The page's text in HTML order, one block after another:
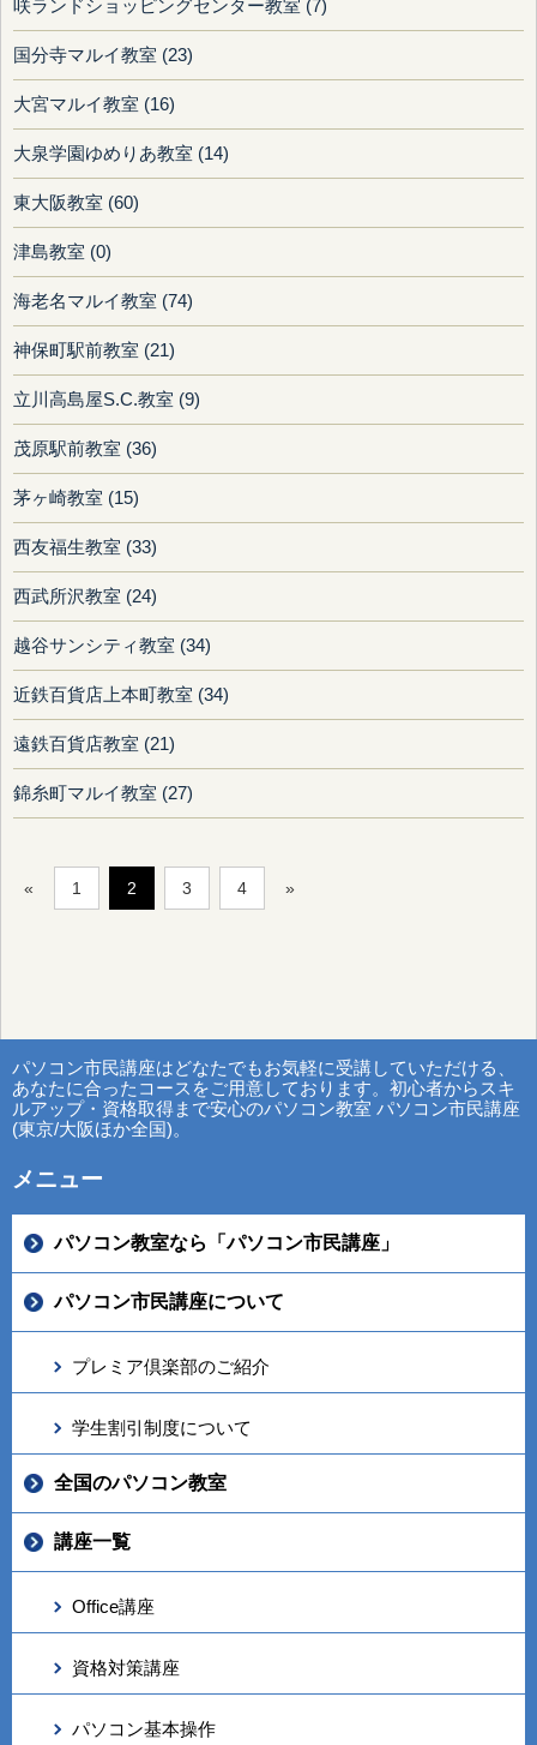
咲ランドショッピングセンター教室 (7)
国分寺マルイ教室 (23)
大宮マルイ教室 (16)
大泉学園ゆめりあ教室 (14)
東大阪教室 (60)
津島教室 (0)
海老名マルイ教室 (74)
神保町駅前教室 (21)
立川高島屋S.C.教室 (9)
茂原駅前教室 (36)
茅ヶ崎教室 (15)
西友福生教室 (33)
西武所沢教室 (24)
越谷サンシティ教室 (34)
近鉄百貨店上本町教室 (34)
遠鉄百貨店教室 (21)
錦糸町マルイ教室 (27)
« 1 2 3 4 »
パソコン市民講座はどなたでもお気軽に受講していただける、
あなたに合ったコースをご用意しております。初心者からスキ
ルアップ・資格取得まで安心のパソコン教室 パソコン市民講座
(東京/大阪ほか全国)。
メニュー
パソコン教室なら「パソコン市民講座」
パソコン市民講座について
プレミア倶楽部のご紹介
学生割引制度について
全国のパソコン教室
講座一覧
Office講座
資格対策講座
パソコン基本操作